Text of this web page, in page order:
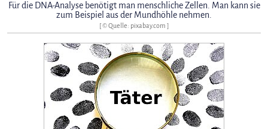
Für die DNA-Analyse benötigt man menschliche Zellen. Man kann sie
zum Beispiel aus der Mundhöhle nehmen.
[ © Quelle: pixabay.com ]